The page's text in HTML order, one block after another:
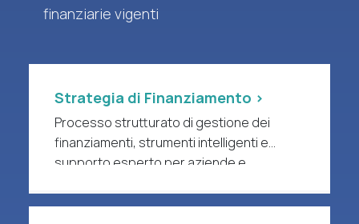
finanziarie vigenti
Strategia di Finanziamento >
Processo strutturato di gestione dei
finanziamenti, strumenti intelligenti e
supporto esperto per aziende e
di R&S